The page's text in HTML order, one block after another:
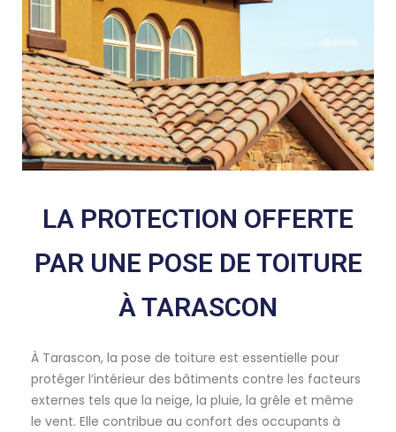
LA PROTECTION OFFERTE
PAR UNE POSE DE TOITURE
À TARASCON
À Tarascon, la pose de toiture est essentielle pour
protéger l’intérieur des bâtiments contre les facteurs
externes tels que la neige, la pluie, la grêle et même
le vent. Elle contribue au confort des occupants à